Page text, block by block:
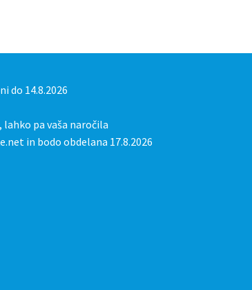
do 14.8.2026
pa vaša naročila
in bodo obdelana 17.8.2026